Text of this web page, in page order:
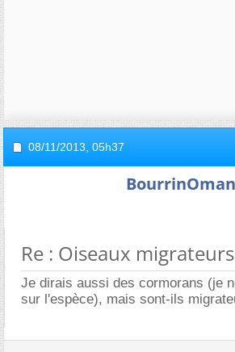
08/11/2013, 05h37
BourrinOman
Re : Oiseaux
Je dirais aussi des cormorans (je
sur l'espèce), mais sont-ils